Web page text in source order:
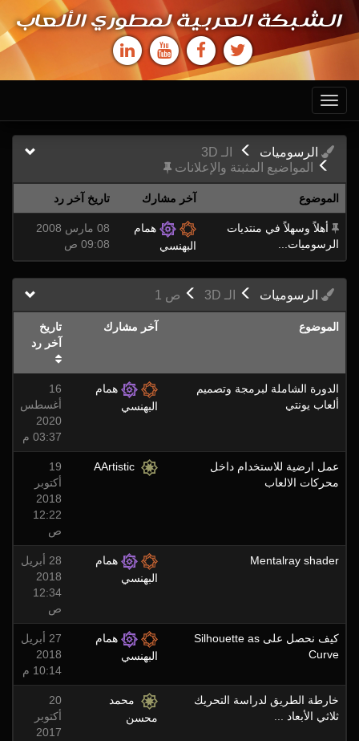
الشبكة العربية لمطوري الألعاب
Toggle
navigation
الرسوميات
الـ 3D
المواضيع المثبتة والإعلانات
الموضوع آخر مشارك تاريخ آخر رد
أهلاً وسهلاً في منتديات
الرسوميات...
همام
البهنسي
08 مارس 2008
09:08 ص
الرسوميات الـ 3D ص
الموضوع آخر مشارك
تاريخ
آخر رد
الدورة الشاملة لبرمجة وتصميم
ألعاب يونتي
همام
البهنسي
16
أغسطس
2020
03:37 م
عمل ارضية للاستخدام داخل
محركات الالعاب
19
أكتوبر
2018
12:22
ص
Mentalray shader
همام
البهنسي
28 أبريل
2018
12:34
ص
كيف نحصل على Silhouette as
Curve
همام
البهنسي
27 أبريل
2018
10:14 م
خارطة الطريق لدراسة التحريك
ثلاثي الأبعاد ...
محمد
محسن
20
أكتوبر
2017